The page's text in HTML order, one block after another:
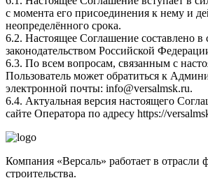
с момента его присоединения к нему и
неопределённого срока.
6.2. Настоящее Соглашение составлено в
законодательством Российской
6.3. По всем вопросам, связанным с
Пользователь может обратиться к
электронной почты: info@versalmsk.ru.
6.4. Актуальная версия настоящего
сайте Оператора по адресу https://
Компания «Версаль» работает в отрасли
строительства.